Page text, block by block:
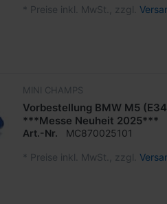
* Preise inkl. MwSt., zzgl.
MINI CHAMPS
Vorbestellung BMW M5
***Messe Neuheit 2025***
Art.-Nr. MC870025101
* Preise inkl. MwSt., zzgl.